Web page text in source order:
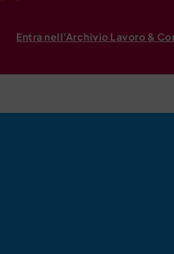
Entra nell'Archivio Lavoro &